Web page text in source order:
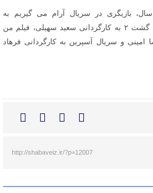
بازیگری در سریال آرام می گیریم به
کارگردانی روح الله سهرابی، فیلم گشت ۲ به کارگردانی سعید سهیلی، فیلم من
امینی و سریال آسپرین به کارگردانی فرهاد
http://shabaveiz.ir/?p=12007